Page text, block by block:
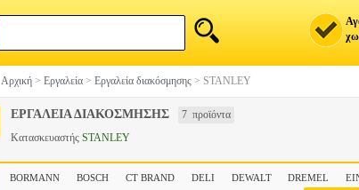
Αρχική > Εργαλεία > Εργαλεία διακόσμησης > STANLEY
ΕΡΓΑΛΕΙΑ ΔΙΑΚΟΣΜΗΣΗΣ 7 προϊόντα
Κατασκευαστής STANLEY
BORMANN BOSCH CT BRAND DELI DEWALT DREMEL